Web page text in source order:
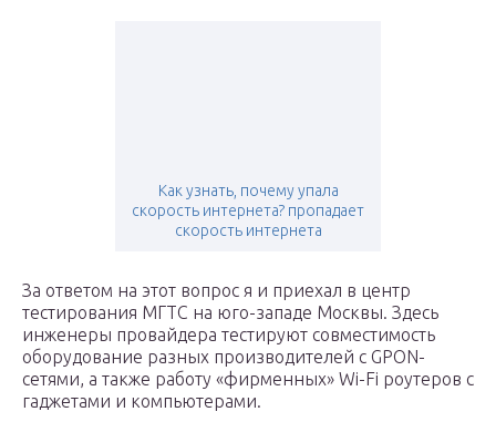
Как узнать, почему упала
скорость интернета? пропадает
скорость интернета
За ответом на этот вопрос я и приехал в центр
тестирования МГТС на юго-западе Москвы. Здесь
инженеры провайдера тестируют совместимость
оборудование разных производителей с GPON-
сетями, а также работу «фирменных» Wi-Fi роутеров с
гаджетами и компьютерами.